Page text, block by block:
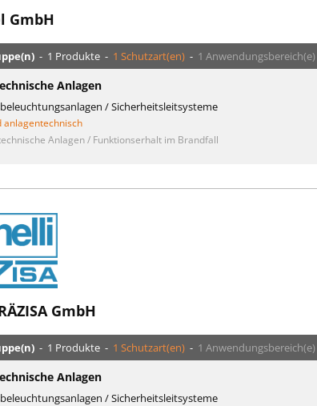
GmbH
- 1 Produkte - 1 Schutzart(en)- 1 Anwendungsbereich(e)
Anlagen
/ Sicherheitsleitsysteme
anlagentechnisch
Anlagen / Funktionserhalt im Brandfall
GmbH
- 1 Produkte - 1 Schutzart(en)- 1 Anwendungsbereich(e)
Anlagen
/ Sicherheitsleitsysteme